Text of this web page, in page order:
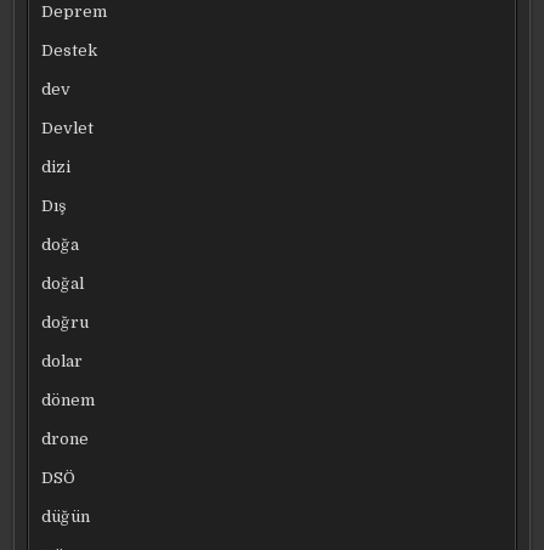
Deprem
Destek
dev
Devlet
dizi
Dış
doğa
doğal
doğru
dolar
dönem
drone
DSÖ
düğün